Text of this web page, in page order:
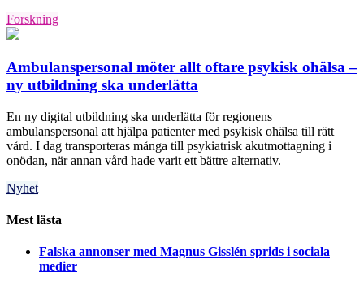
Forskning
Ambulanspersonal möter allt oftare psykisk ohälsa –
ny utbildning ska underlätta
En ny digital utbildning ska underlätta för regionens
ambulanspersonal att hjälpa patienter med psykisk ohälsa till rätt
vård. I dag transporteras många till psykiatrisk akutmottagning i
onödan, när annan vård hade varit ett bättre alternativ.
Nyhet
Mest lästa
Falska annonser med Magnus Gisslén sprids i sociala
medier